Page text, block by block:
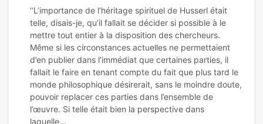
‘‘L’importance de l’héritage spirituel de Husserl était
telle, disais-je, qu’il fallait se décider si possible à le
mettre tout entier à la disposition des chercheurs.
Même si les circonstances actuelles ne permettaient
d’en publier dans l’immédiat que certaines parties, il
fallait le faire en tenant compte du fait que plus tard le
monde philosophique désirerait, sans le moindre doute,
pouvoir replacer ces parties dans l’ensemble de
l’œuvre. Si telle était bien la perspective dans